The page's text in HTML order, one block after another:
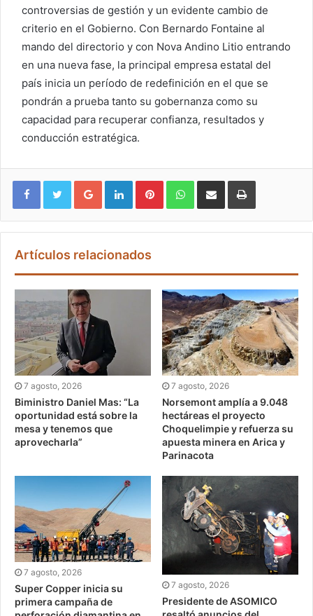
controversias de gestión y un evidente cambio de
criterio en el Gobierno. Con Bernardo Fontaine al
mando del directorio y con Nova Andino Litio entrando
en una nueva fase, la principal empresa estatal del
país inicia un período de redefinición en el que se
pondrán a prueba tanto su gobernanza como su
capacidad para recuperar confianza, resultados y
conducción estratégica.
Google+ LinkedIn Pinterest WhatsApp
Artículos relacionados
7 agosto, 2026
Biministro Daniel Mas: “La
oportunidad está sobre la
mesa y tenemos que
aprovecharla”
7 agosto, 2026
Norsemont amplía a 9.048
hectáreas el proyecto
Choquelimpie y refuerza su
apuesta minera en Arica y
Parinacota
7 agosto, 2026
Super Copper inicia su
primera campaña de
7 agosto, 2026
Presidente de ASOMICO